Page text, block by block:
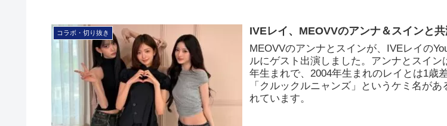
コラボ・切り抜き IVEレイ、MEOVVのアンナ＆スインと
MEOVVのアンナとスインが、IVEレイの
ルにゲスト出演しました。アンナとスイン
年生まれで、2004年生まれのレイとは1歳
「クルックルニャンズ」というケミ名があ
れています。